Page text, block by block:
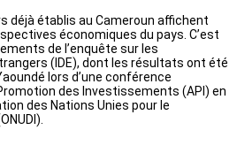
déjà établis au Cameroun affichent
économiques du pays. C’est
de l’enquête sur les
(IDE), dont les résultats ont été
lors d’une conférence
des Investissements (API) en
des Nations Unies pour le